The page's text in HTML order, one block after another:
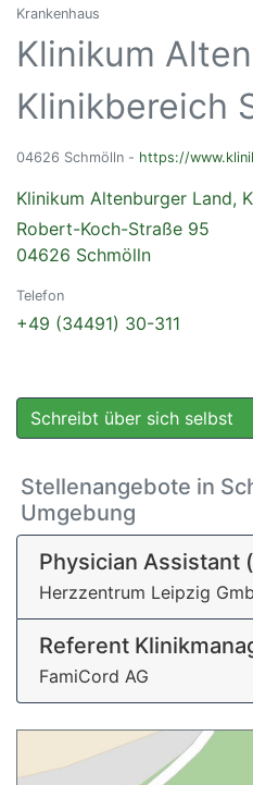
Krankenhaus
Klinikum
Klinikbereich
04626 Schmölln - https://
Klinikum Altenburger Land,
Robert-Koch-Straße 95
04626 Schmölln
Telefon
+49 (34491) 30-311
Schreibt über sich selbst
Stellenangebote in
Umgebung
Physician Assistant
Herzzentrum Leipzig
Referent
FamiCord AG